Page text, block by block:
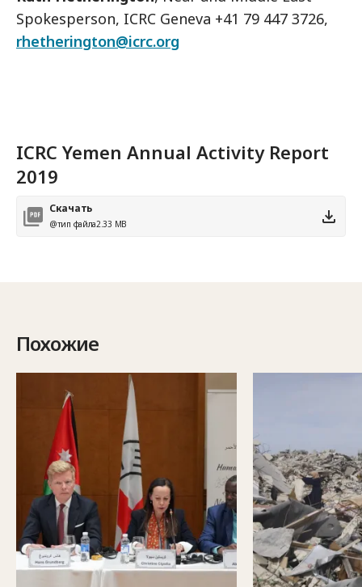
Spokesperson, ICRC Geneva +41 79 447 3726,
rhetherington@icrc.org
ICRC Yemen Annual Activity Report
2019
Скачать
@тип файла2.33 MB
Похожие